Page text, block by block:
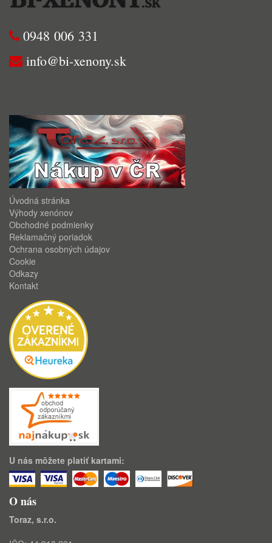
0948 006 331
info@bi-xenony.sk
Úvodná stránka
Výhody xenónov
Obchodné podmienky
Reklamačný poriadok
Ochrana osobných údajov
Cookie
Odkazy
Kontakt
U nás môžete platiť kartami:
O nás
Toraz, s.r.o.